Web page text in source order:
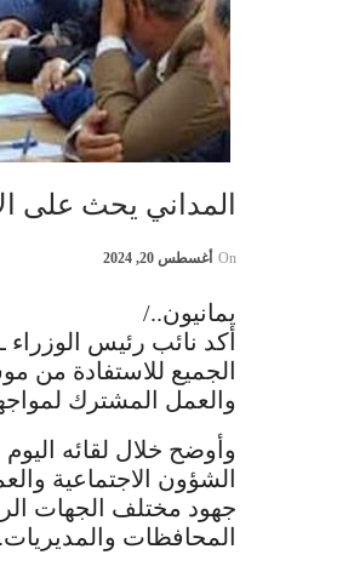
المداني يحث على
On أغسطس 20, 2024
يمانيون../
أكد نائب رئيس الوزراء
الجميع للاستفادة من
والعمل المشترك
وأوضح خلال لقائه اليوم
الشؤون الاجتماعية
جهود مختلف الجهات
المحافظات والمديريات.